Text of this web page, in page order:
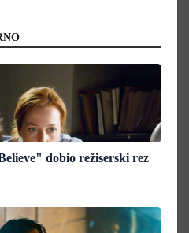
dobio režiserski rez